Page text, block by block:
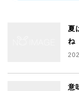
夏
ね
意